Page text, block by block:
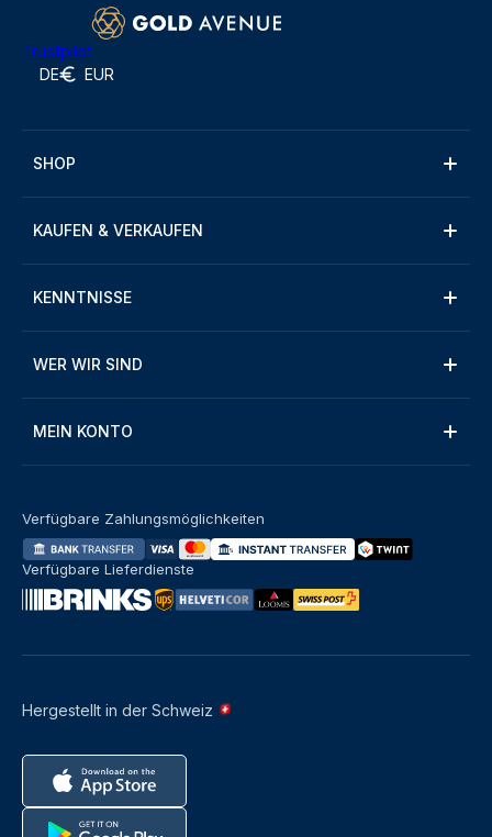
Trustpilot
DE EUR
SHOP
KAUFEN & VERKAUFEN
KENNTNISSE
WER WIR SIND
MEIN KONTO
Hergestellt in der Schweiz
Verfügbare Zahlungsmöglichkeiten
Verfügbare Lieferdienste